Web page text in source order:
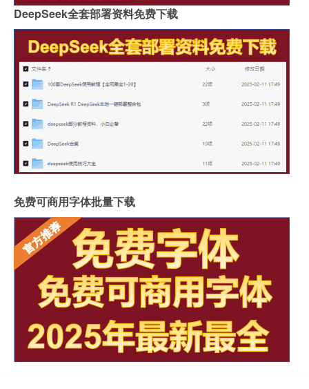
DeepSeek全套部署资料免费下载
免费可商用字体批量下载